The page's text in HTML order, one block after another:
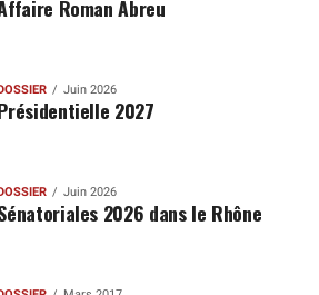
Roman Abreu
Juin 2026
2027
Juin 2026
2026 dans le Rhône